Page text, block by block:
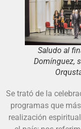
Saludo al
Domínguez,
Se trató de la
programas que
realización